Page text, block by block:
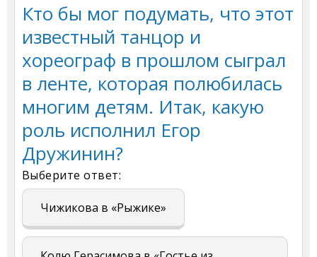
Кто бы мог подумать, что этот
известный танцор и
хореограф в прошлом сыграл
в ленте, которая полюбилась
многим детям. Итак, какую
роль исполнил Егор
Дружинин?
Выберите ответ:
Чижикова в «Рыжике»